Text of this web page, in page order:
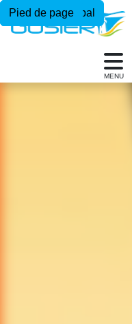
Menu principal
Contenu principal
Pied de page
MENU